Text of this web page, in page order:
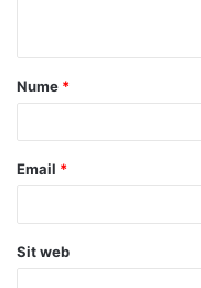
Nume *
Email *
Sit web